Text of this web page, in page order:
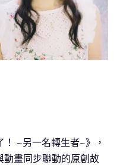
~另一名轉生者~》，
動畫同步聯動的原創故